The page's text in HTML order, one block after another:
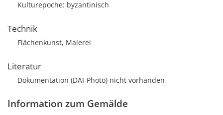
Kulturepoche: byzantinisch
Technik
Flächenkunst, Malerei
Literatur
Dokumentation (DAI-Photo) nicht vorhanden
Information zum Gemälde